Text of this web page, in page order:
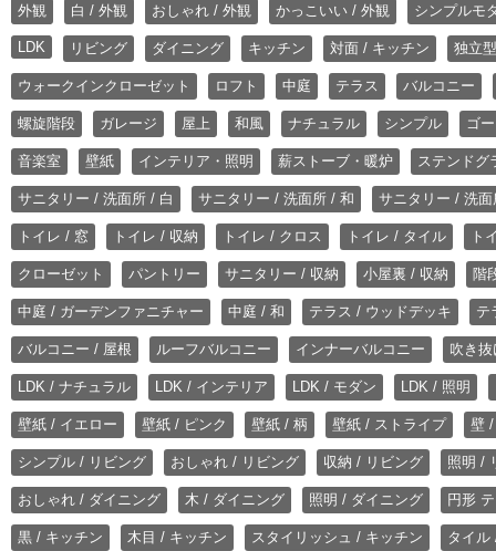
外観 白 / 外観 おしゃれ / 外観 かっこいい / 外観 シンプルモ
LDK リビング ダイニング キッチン 対面 / キッチン 独立
ウォークインクローゼット ロフト 中庭 テラス バルコニー
螺旋階段 ガレージ 屋上 和風 ナチュラル シンプル ゴ
音楽室 壁紙 インテリア・照明 薪ストーブ・暖炉 ステンドグ
サニタリー / 洗面所 / 白 サニタリー / 洗面所 / 和 サニタリー / 洗
トイレ / 窓 トイレ / 収納 トイレ / クロス トイレ / タイル ト
クローゼット パントリー サニタリー / 収納 小屋裏 / 収納 階
中庭 / ガーデンファニチャー 中庭 / 和 テラス / ウッドデッキ テ
バルコニー / 屋根 ルーフバルコニー インナーバルコニー 吹き
LDK / ナチュラル LDK / インテリア LDK / モダン LDK / 照明
壁紙 / イエロー 壁紙 / ピンク 壁紙 / 柄 壁紙 / ストライプ 壁
シンプル / リビング おしゃれ / リビング 収納 / リビング 照明 /
おしゃれ / ダイニング 木 / ダイニング 照明 / ダイニング 円形
黒 / キッチン 木目 / キッチン スタイリッシュ / キッチン タイル